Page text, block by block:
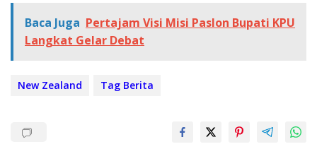
Baca Juga Pertajam Visi Misi Paslon Bupati KPU
Langkat Gelar Debat
New Zealand Tag Berita